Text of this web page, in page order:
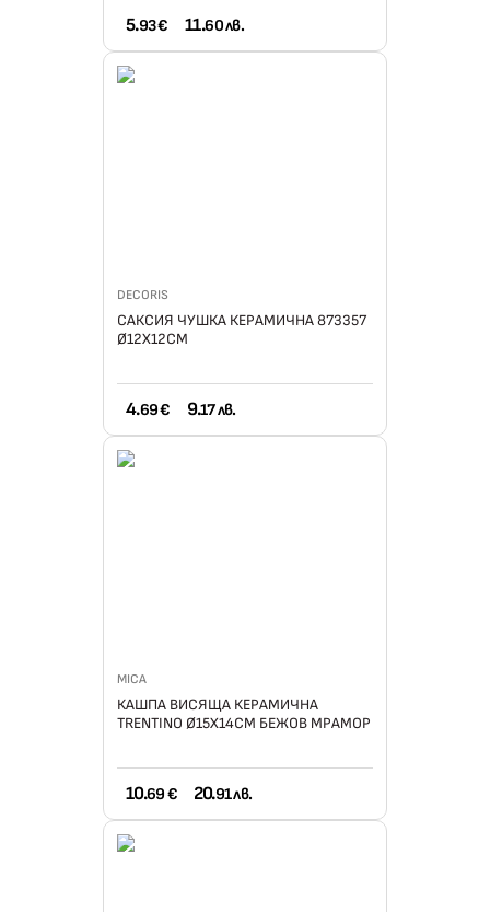
5.93 € 11.60 лв.
DECORIS
САКСИЯ ЧУШКА КЕРАМИЧНА 873357
Ø12Х12СМ
4.69 € 9.17 лв.
MICA
КАШПА ВИСЯЩА КЕРАМИЧНА
TRENTINO Ø15Х14СМ БЕЖОВ МРАМОР
10.69 € 20.91 лв.